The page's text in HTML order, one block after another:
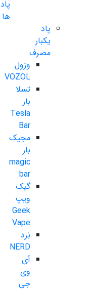
پاد
ها
پاد
یکبار
مصرف
وزول
VOZOL
تسلا
بار
Tesla
Bar
مجیک
بار
magic
bar
گیک
ویپ
Geek
Vape
نِرد
NERD
آی
وی
جی